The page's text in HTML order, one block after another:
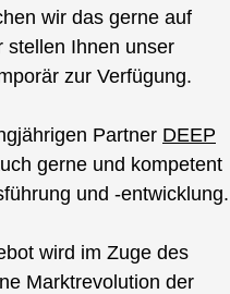
wir das gerne auf
stellen Ihnen unser
zur Verfügung.
Partner DEEP
gerne und kompetent
und -entwicklung.
wird im Zuge des
Marktrevolution der